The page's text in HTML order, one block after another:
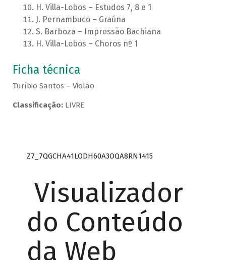
H. Villa-Lobos – Estudos 7, 8 e 1
J. Pernambuco – Graúna
S. Barboza – Impressão Bachiana
H. Villa-Lobos – Choros nº 1
Ficha técnica
Turíbio Santos – Violão
Classificação:LIVRE
Z7_7QGCHA41LODH60A3OQA8RN1415
Visualizador
do Conteúdo
da Web